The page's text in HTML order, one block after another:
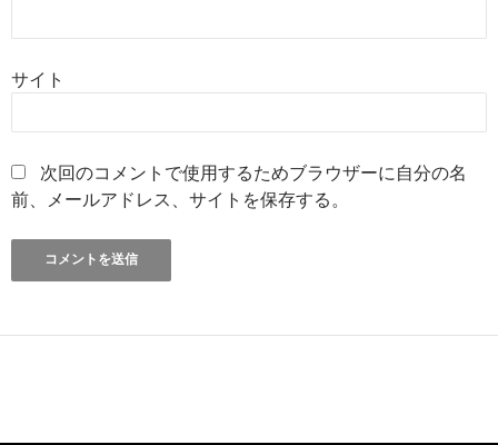
サイト
次回のコメントで使用するためブラウザーに自分の名
前、メールアドレス、サイトを保存する。